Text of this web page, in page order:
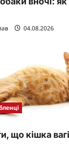
04.08.2026
що кішка